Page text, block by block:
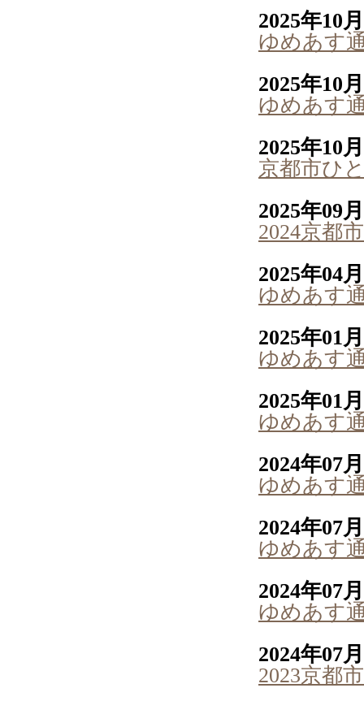
2025年10
ゆめあす
2025年10
ゆめあす
2025年10
京都市ひ
2025年09
2024京都
2025年04
ゆめあす
2025年01
ゆめあす
2025年01
ゆめあす
2024年07
ゆめあす
2024年07
ゆめあす
2024年07
ゆめあす
2024年07
2023京都